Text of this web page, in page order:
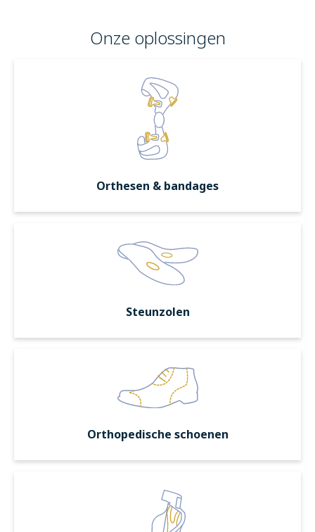
Onze oplossingen
Orthesen & bandages
Steunzolen
Orthopedische schoenen